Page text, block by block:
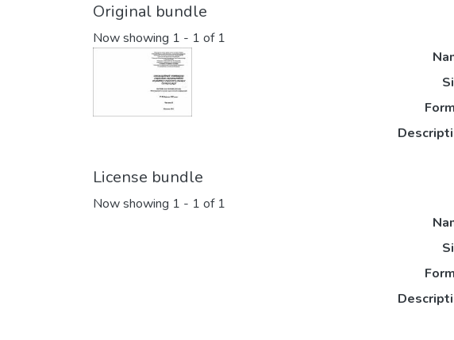
Original bundle
Now showing 1 - 1 of 1
License bundle
Now showing 1 - 1 of 1